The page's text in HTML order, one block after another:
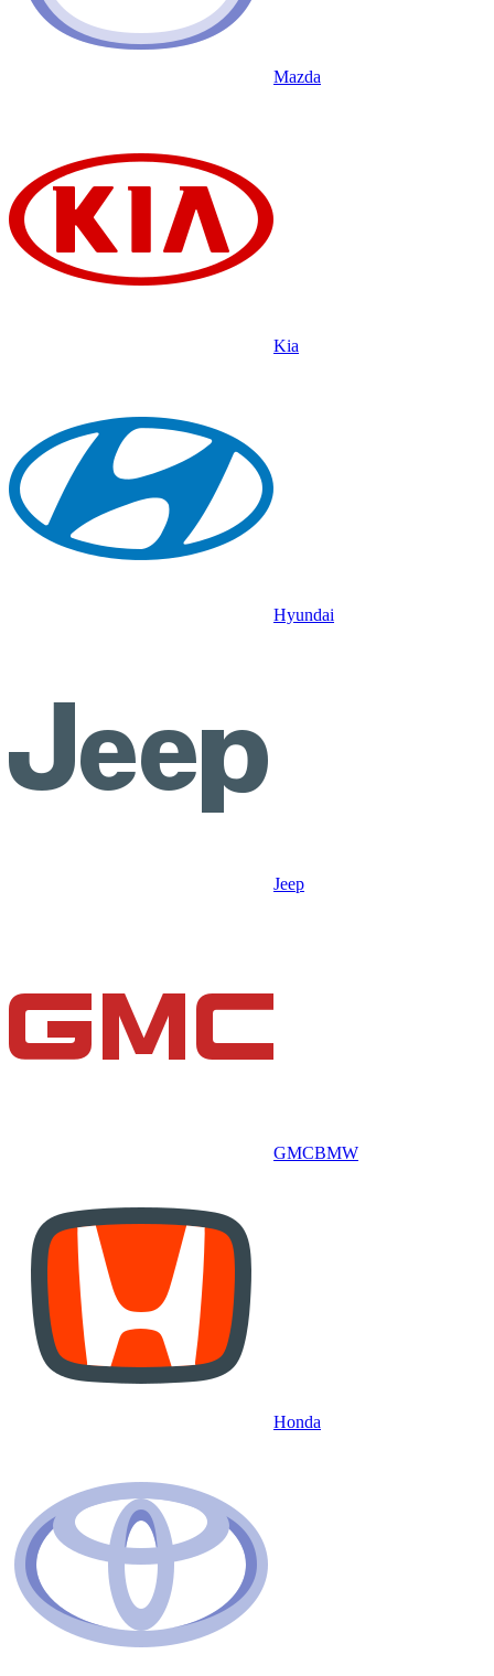
Mazda
Kia
Hyundai
Jeep
GMCBMW
Honda